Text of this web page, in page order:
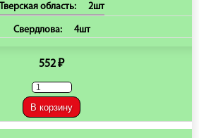
Тверская область: 2шт
Свердлова: 4шт
552 ₽
В корзину